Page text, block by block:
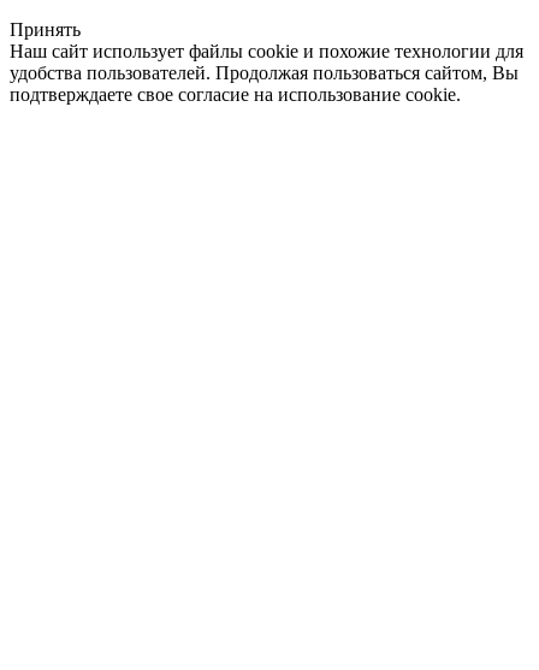
Принять
Наш сайт использует файлы cookie и похожие технологии для
удобства пользователей. Продолжая пользоваться сайтом, Вы
подтверждаете свое согласие на использование cookie.